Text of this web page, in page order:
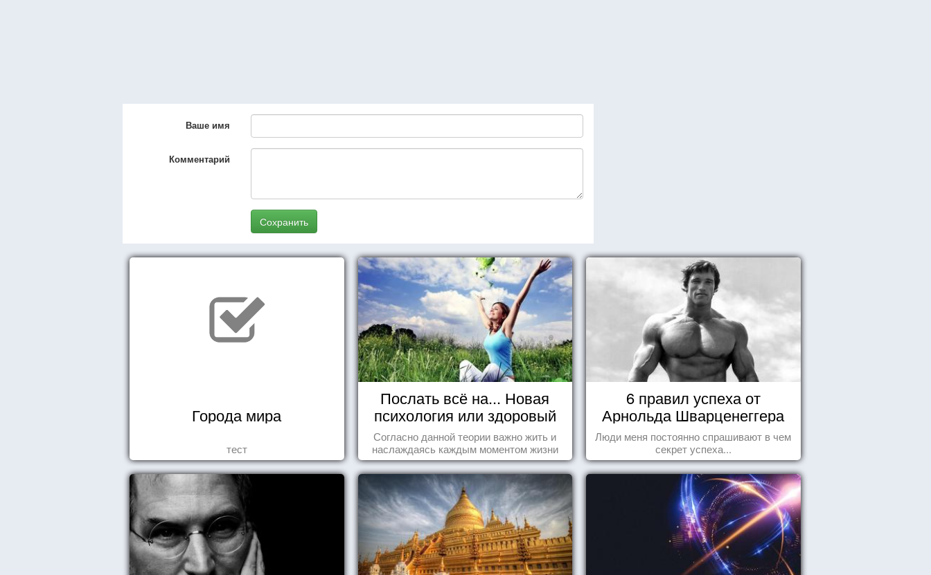
Ваше имя
Комментарий
Сохранить
Города мира
тест
Послать всё на... Новая
психология или здоровый
пофигизм.
Согласно данной теории важно жить и
наслаждаясь каждым моментом жизни
осознанно и с удовольствием. Как это,
попробуем разобраться на реальных
примерах.
6 правил успеха от
Арнольда Шварценеггера
Люди меня постоянно спрашивают в чем
секрет успеха...